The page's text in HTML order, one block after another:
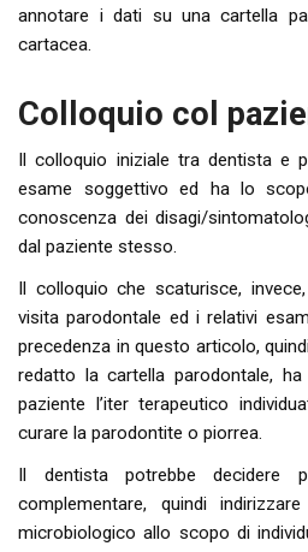
annotare i dati su una cartella
cartacea.
Colloquio col
Il colloquio iniziale tra dentista e
esame soggettivo ed ha lo
conoscenza dei disagi/
dal paziente stesso.
Il colloquio che scaturisce,
visita parodontale ed i relativi
precedenza in questo articolo,
redatto la cartella parodontale,
paziente l’iter terapeutico
curare la parodontite o piorrea.
Il dentista potrebbe decidere
complementare, quindi
microbiologico allo scopo di